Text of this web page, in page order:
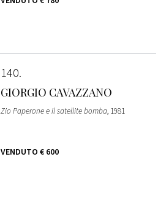
140
GIORGIO CAVAZZANO
Zio Paperone e il satellite bomba, 1981
VENDUTO € 600